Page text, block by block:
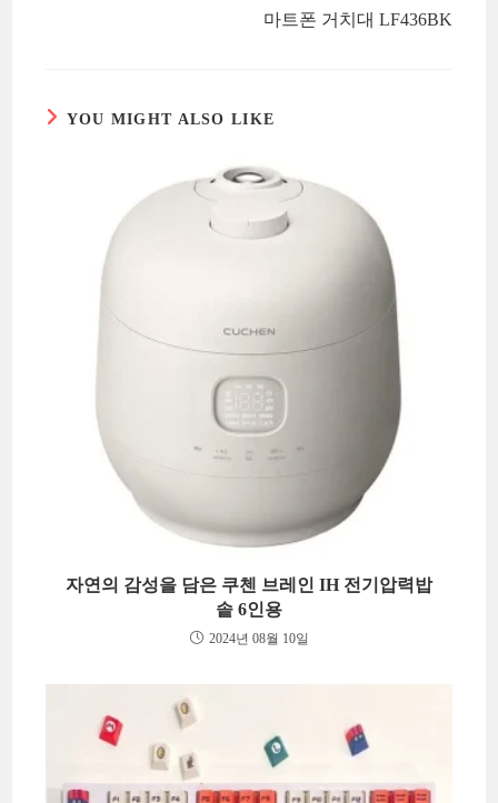
마트폰 거치대 LF436BK
YOU MIGHT ALSO LIKE
자연의 감성을 담은 쿠첸 브레인 IH 전기압력밥
솥 6인용
2024년 08월 10일